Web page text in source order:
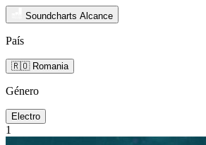
Soundcharts Alcance
País
🇷🇴 Romania
Género
Electro
1